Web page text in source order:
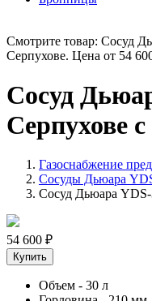
Смотрите товар: Сосуд
Серпухове. Цена от 54
Сосуд
Серпухове
Газоснабжение
Сосуды Дьюара
Сосуд Дьюара
54 600 ₽
Купить
Объем - 30 л